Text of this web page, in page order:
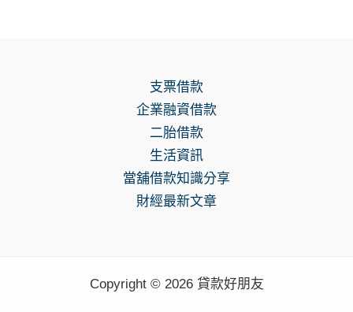
支票借款
企業融資借款
二胎借款
生活資訊
當舖借款知識分享
財經最新文章
Copyright © 2026 貸款好朋友